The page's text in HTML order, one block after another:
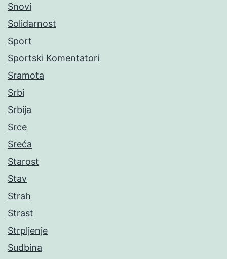
Snovi
Solidarnost
Sport
Sportski Komentatori
Sramota
Srbi
Srbija
Srce
Sreća
Starost
Stav
Strah
Strast
Strpljenje
Sudbina